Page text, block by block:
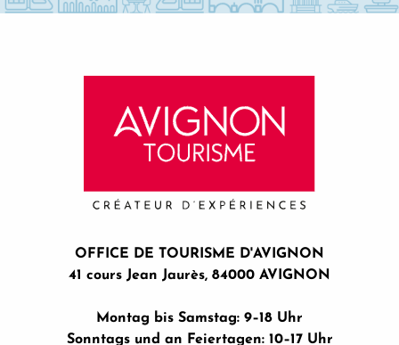
OFFICE DE TOURISME D'AVIGNON
41 cours Jean Jaurès, 84000 AVIGNON
Montag bis Samstag: 9–18 Uhr
Sonntags und an Feiertagen: 10–17 Uhr